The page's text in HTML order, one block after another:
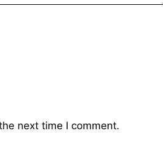
next time I comment.